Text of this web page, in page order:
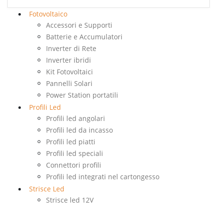
Fotovoltaico
Accessori e Supporti
Batterie e Accumulatori
Inverter di Rete
Inverter ibridi
Kit Fotovoltaici
Pannelli Solari
Power Station portatili
Profili Led
Profili led angolari
Profili led da incasso
Profili led piatti
Profili led speciali
Connettori profili
Profili led integrati nel cartongesso
Strisce Led
Strisce led 12V